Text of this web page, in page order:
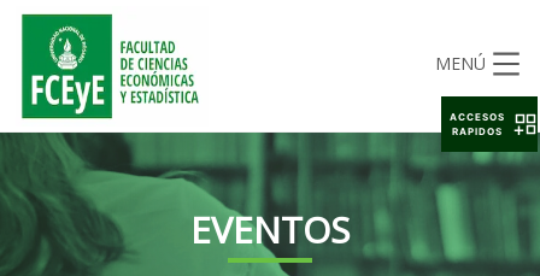
MENÚ
EVENTOS
ACCESOS
RAPIDOS